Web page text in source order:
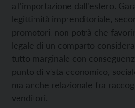
all'importazione dall'estero.
legittimità imprenditoriale,
promotori, non potrà che
legale di un comparto
tutto marginale con
punto di vista economico,
ma anche relazionale fra
venditori.